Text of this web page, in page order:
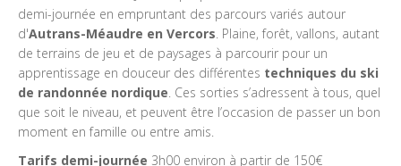
demi-journée en empruntant des parcours variés autour
d'Autrans-Méaudre en Vercors . Plaine, forêt, vallons, autant
de terrains de jeu et de paysages à parcourir pour un
apprentissage en douceur des différentes techniques du ski
de randonnée nordique . Ces sorties s’adressent à tous, quel
que soit le niveau, et peuvent être l’occasion de passer un bon
moment en famille ou entre amis.
Tarifs demi-journée 3h00 environ à partir de 150€